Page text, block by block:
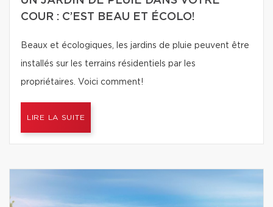
COUR : C’EST BEAU ET ÉCOLO!
Beaux et écologiques, les jardins de pluie peuvent être
installés sur les terrains résidentiels par les
propriétaires. Voici comment!
LIRE LA SUITE